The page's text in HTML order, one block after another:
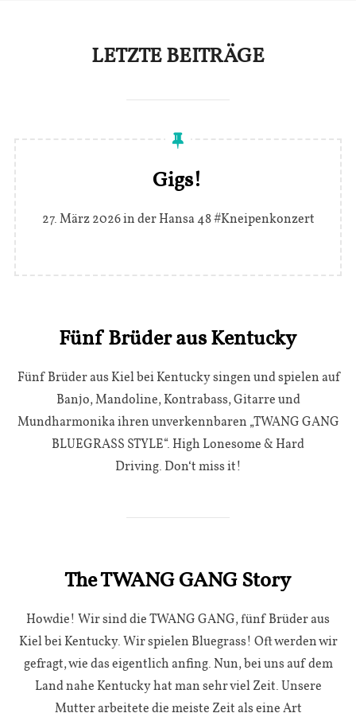
LETZTE BEITRÄGE
Gigs!
27. März 2026 in der Hansa 48 #Kneipenkonzert
Fünf Brüder aus Kentucky
Fünf Brüder aus Kiel bei Kentucky singen und spielen auf
Banjo, Mandoline, Kontrabass, Gitarre und
Mundharmonika ihren unverkennbaren „TWANG GANG
BLUEGRASS STYLE“. High Lonesome & Hard
Driving. Don‘t miss it!
The TWANG GANG Story
Howdie! Wir sind die TWANG GANG, fünf Brüder aus
Kiel bei Kentucky. Wir spielen Bluegrass! Oft werden wir
gefragt, wie das eigentlich anfing. Nun, bei uns auf dem
Land nahe Kentucky hat man sehr viel Zeit. Unsere
Mutter arbeitete die meiste Zeit als eine Art